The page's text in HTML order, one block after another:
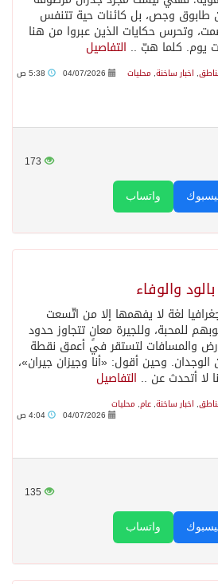
طابوق وجص، بل كائنات حية تتنفس
وتحرس حكايات الذين عبروا من هنا
يوم. كلما هبّ .. التفاصيل
, اخبار ساخنة, محليات 04/07/2026
173
واتساب
والوفاء
لغة لا يفهمها إلا من اتّسعت
للمحبة، وللجيرة معانٍ تتجاوز حدود
والمسافات لتستقر في أعمق نقطة
الوجدان. وحين أقول: «أنا وجيزان جيران»،
لا أتحدث عن .. التفاصيل
, اخبار ساخنة, عام, محليات
04/07/2026
135
واتساب